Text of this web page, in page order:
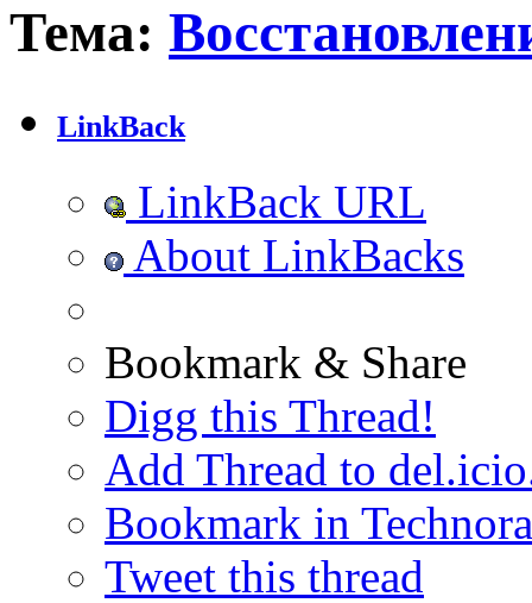
Тема:
LinkBack
LinkBack URL
About LinkBacks
Bookmark & Share
Digg this Thread!
Add Thread to
Bookmark in
Tweet this thread